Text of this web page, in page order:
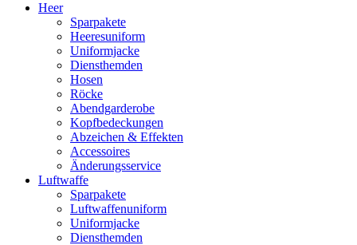
Heer
Sparpakete
Heeresuniform
Uniformjacke
Diensthemden
Hosen
Röcke
Abendgarderobe
Kopfbedeckungen
Abzeichen & Effekten
Accessoires
Änderungsservice
Luftwaffe
Sparpakete
Luftwaffenuniform
Uniformjacke
Diensthemden